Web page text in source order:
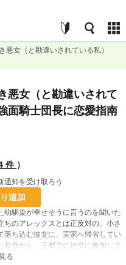
悪女（と勘違いされている私）
悪女（と勘違いされて
面騎士団長に恋愛指南
件 ）
通知を受け取ろう
追加
幼馴染が幸せそうに言うのを聞いた
のアレックスとは正反対の、小さ
落ち込む彼女に、実家へ帰省してい
母から、王都での社交に参加して
が、男を唆す恋多き悪女か」なぜ